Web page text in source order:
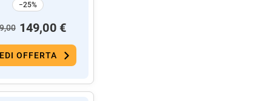
−25%
149,00 €
OFFERTA